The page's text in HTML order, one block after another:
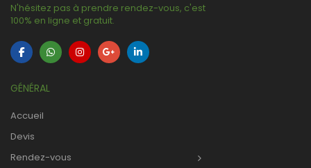
N'hésitez pas à prendre rendez-vous, c'est
100% en ligne et gratuit.
GÉNÉRAL
Accueil
Devis
Rendez-vous